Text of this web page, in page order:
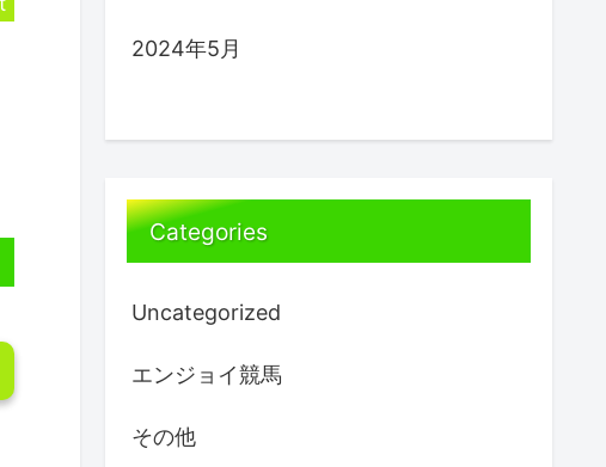
2024年5月
Categories
Uncategorized
エンジョイ競馬
その他